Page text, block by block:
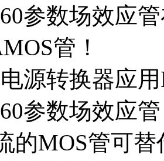
参数场效应
管！
源转换器应
参数场效应
的MOS管可